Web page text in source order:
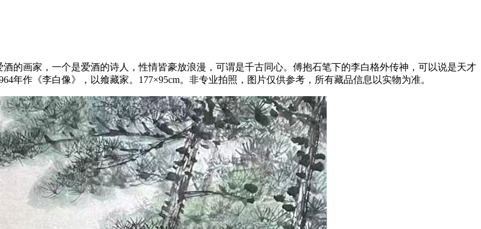
的画家，一个是爱酒的诗人，性情皆豪放浪漫，可谓是千古同心。傅抱石笔下的李白格外传神，可以说是天才
年作《李白像》，以飨藏家。177×95cm。非专业拍照，图片仅供参考，所有藏品信息以实物为准。